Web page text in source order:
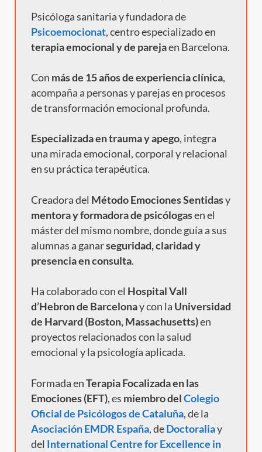
Psicóloga sanitaria y fundadora de
Psicoemocionat, centro especializado en
terapia emocional y de parejaen Barcelona.
Con más de 15 años de experiencia clínica,
acompaña a personas y parejas en procesos
de transformación emocional profunda.
Especializada en trauma y apego, integra
una mirada emocional, corporal y relacional
en su práctica terapéutica.
Creadora del Método Emociones Sentidasy
mentora y formadora de psicólogasen el
máster del mismo nombre, donde guía a sus
alumnas a ganarseguridad, claridad y
presencia en consulta.
Ha colaborado con el Hospital Vall
d’Hebron de Barcelonay con la Universidad
de Harvard (Boston, Massachusetts)en
proyectos relacionados con la salud
emocional y la psicología aplicada.
Formada enTerapia Focalizada en las
Emociones (EFT), es miembro delColegio
Oficial de Psicólogos de Cataluña, de la
Asociación EMDR España, deDoctoraliay
del International Centre for Excellence in